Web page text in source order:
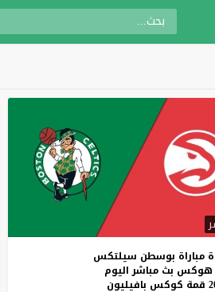
مباراة بوسطن سيلتكس
هوكس بث مباشر اليوم
قمة كوكس بافيليون